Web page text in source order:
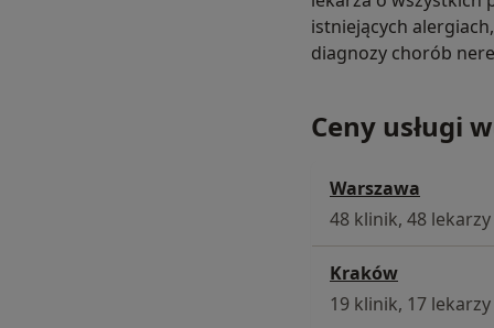
istniejących
diagnozy chorób
Ceny usługi
Warszawa
48 klinik, 48 lekarzy
Kraków
19 klinik, 17 lekarzy